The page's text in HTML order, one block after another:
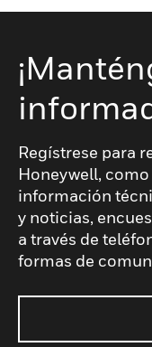
Regístrese para
Honeywell,
información
y noticias,
a través de
formas de